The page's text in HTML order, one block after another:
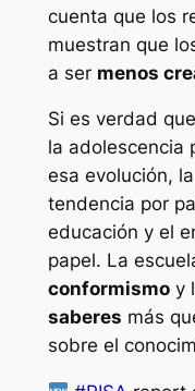
cuenta que los
muestran que
a ser menos
Si es verdad
la adolescencia
esa evolución,
tendencia por
educación y el
papel. La
conformismoy
saberes más
sobre el